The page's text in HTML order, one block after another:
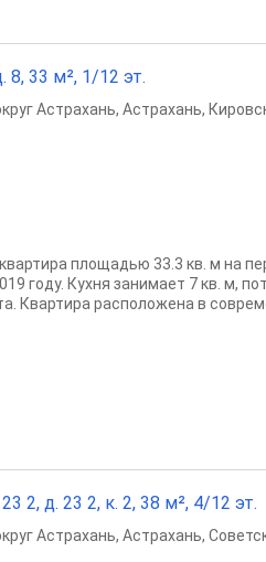
8, 33 м², 1/12 эт.
Астрахань, Астрахань,
площадью 33.3 кв. м на
году. Кухня занимает 7 кв. м,
Квартира расположена в
2, д. 23 2, к. 2, 38 м², 4/12 эт.
Астрахань, Астрахань,